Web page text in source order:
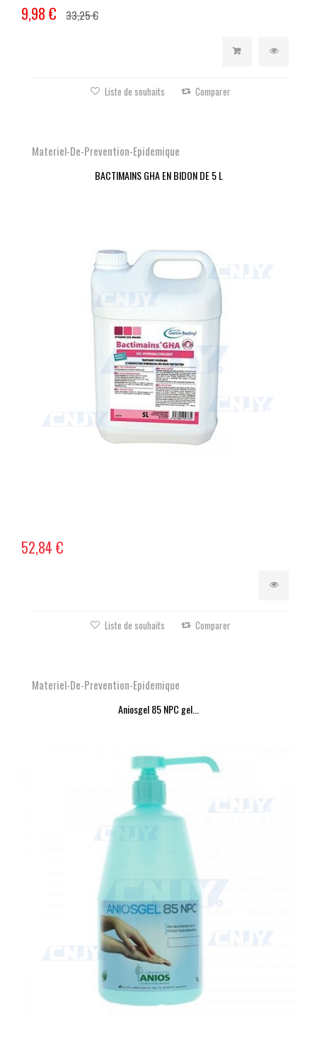
9,98 € 33,25 €
Liste de souhaits Comparer
Materiel-De-Prevention-Epidemique
BACTIMAINS GHA EN BIDON DE 5 L
52,84 €
Liste de souhaits Comparer
Materiel-De-Prevention-Epidemique
Aniosgel 85 NPC gel...